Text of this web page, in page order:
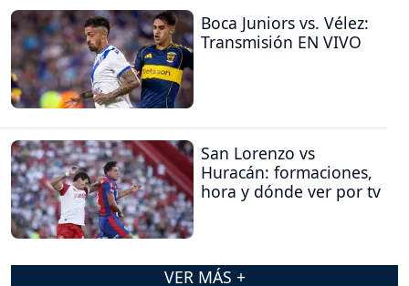
Boca Juniors vs. Vélez:
Transmisión EN VIVO
San Lorenzo vs
Huracán: formaciones,
hora y dónde ver por tv
VER MÁS +